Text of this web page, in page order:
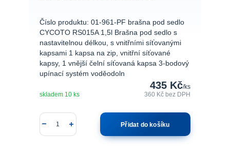
Číslo produktu: 01-961-PF brašna pod sedlo
CYCOTO RS015A 1,5l Brašna pod sedlo s
nastavitelnou délkou, s vnitřními síťovanými
kapsami 1 kapsa na zip, vnitřní síťované
kapsy, 1 vnější čelní síťovaná kapsa 3-bodový
upínací systém voděodoln
435 Kč/ks
360 Kčbez DPH
skladem 10 ks
Přidat do košíku